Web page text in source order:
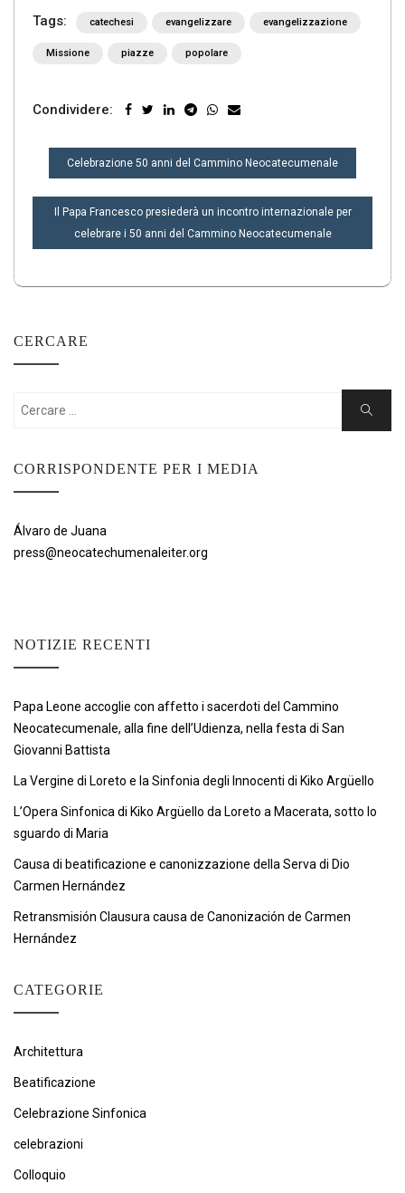
Tags: catechesi evangelizzare evangelizzazione
Missione piazze popolare
Condividere:
NAVIGAZIONE
ARTICOLI
Celebrazione 50 anni del Cammino Neocatecumenale
Il Papa Francesco presiederà un incontro internazionale per
celebrare i 50 anni del Cammino Neocatecumenale
CERCARE
Cercare:
Ricerca
CORRISPONDENTE PER I MEDIA
Álvaro de Juana
press@neocatechumenaleiter.org
NOTIZIE RECENTI
Papa Leone accoglie con affetto i sacerdoti del Cammino
Neocatecumenale, alla fine dell’Udienza, nella festa di San
Giovanni Battista
La Vergine di Loreto e la Sinfonia degli Innocenti di Kiko Argüello
L’Opera Sinfonica di Kiko Argüello da Loreto a Macerata, sotto lo
sguardo di Maria
Causa di beatificazione e canonizzazione della Serva di Dio
Carmen Hernández
Retransmisión Clausura causa de Canonización de Carmen
Hernández
CATEGORIE
Architettura
Beatificazione
Celebrazione Sinfonica
celebrazioni
Colloquio